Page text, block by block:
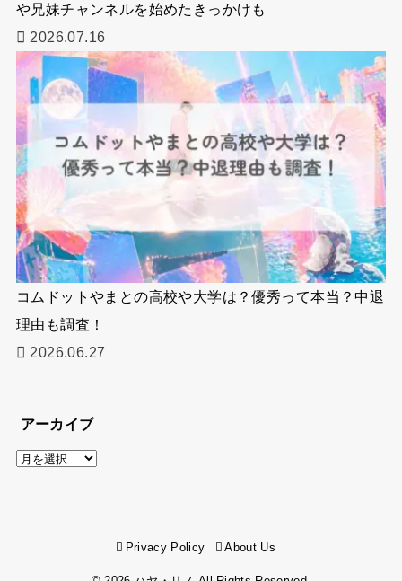
や兄妹チャンネルを始めたきっかけも
2026.07.16
コムドットやまとの高校や大学は？優秀って本当？中退
理由も調査！
2026.06.27
アーカイブ
ア
Privacy Policy About Us